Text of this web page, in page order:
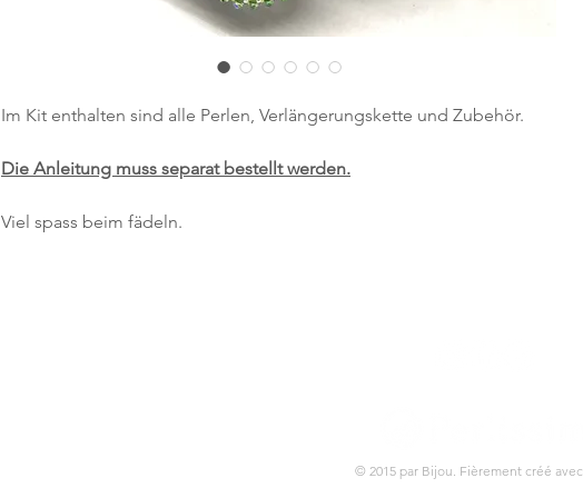
Im Kit enthalten sind alle Perlen, Verlängerungskette und Zubehör.
Die Anleitung muss separat bestellt werden.
Viel spass beim fädeln.
© 2015 par Bijou. Fièrement créé avec